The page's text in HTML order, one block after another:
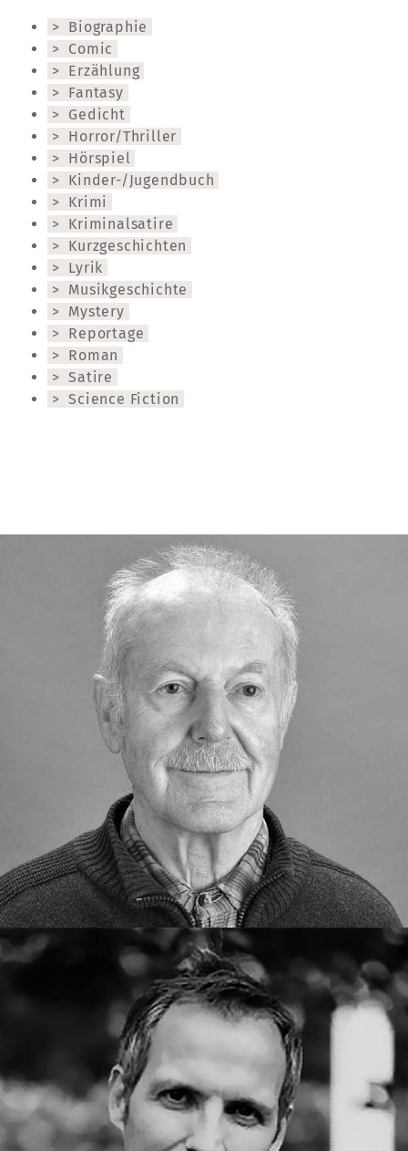
Biographie
Comic
Erzählung
Fantasy
Gedicht
Horror/Thriller
Hörspiel
Kinder-/Jugendbuch
Krimi
Kriminalsatire
Kurzgeschichten
Lyrik
Musikgeschichte
Mystery
Reportage
Roman
Satire
Science Fiction